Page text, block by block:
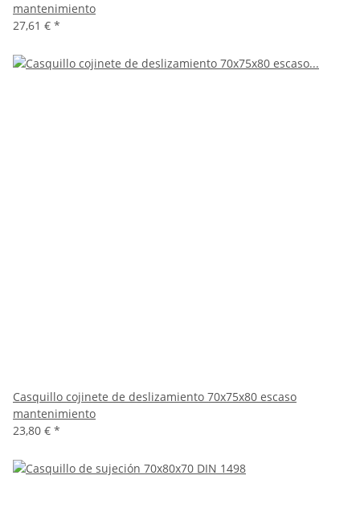
mantenimiento
27,61 € *
Casquillo cojinete de deslizamiento 70x75x80 escaso
mantenimiento
23,80 € *